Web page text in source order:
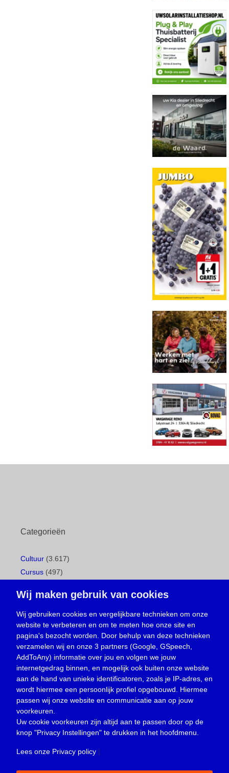
Categorieën
Cultuur (3.617)
Cursus (497)
Gemeentepagina(104)
Ingezonden brief(538)
Media(156)
Nieuws (23.330)
Oproep(734)
Overlijden(39)
Podcast(18)
prijsvraag (5)
Religie (1.438)
Service(226)
Wij maken gebruik van cookies
Wij gebruiken cookies en vergelijkbare technieken om onze
website te verbeteren en om te meten hoe onze site en
pagina's bezocht worden. Door behulp van deze technieken
verzamelen wij en onze 3 partners (Google, GSpeech,
AddToAny) informatie over jou en volgen we jouw
internetgedrag binnen, en mogelijk ook buiten onze website
aan de hand van unieke identificatoren, zoals je IP-adres, en
wordt hiermee een persoonlijk profiel opgebouwd. Hiermee
passen wij onze website en communicatie aan op jouw
voorkeuren.
Uw cookie voorkeuren zijn altijd aan te passen door op de
knop "Privacy Instellingen" te drukken in het hoofdmenu.
Lees onze Privacy policy |